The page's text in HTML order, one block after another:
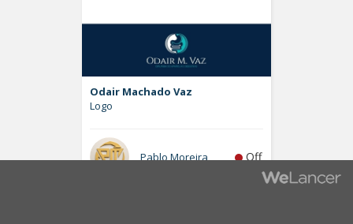
Odair Machado Vaz
Logo
Pablo Moreira Off